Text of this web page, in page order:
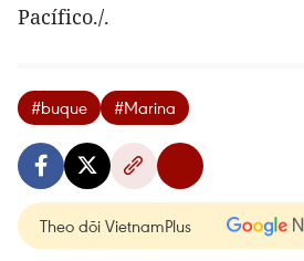
Pacífico./.
#buque #Marina
Theo dõi VietnamPlus